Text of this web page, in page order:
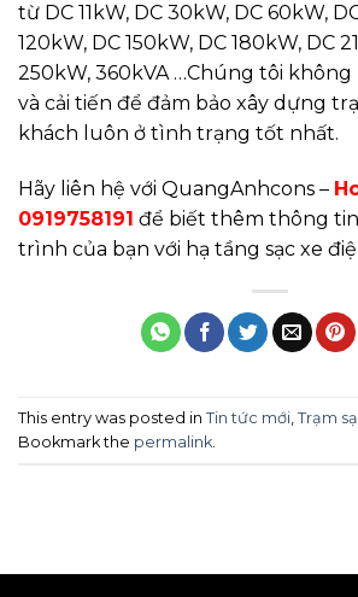
từ DC 11kW, DC 30kW, DC 60kW,
120kW, DC 150kW, DC 180kW, DC
250kW, 360kVA …Chúng tôi
và cải tiến để đảm bảo xây dựng
khách luôn ở tình trạng tốt nhất.
Hãy liên hệ với QuangAnhcons –
0919758191 để biết thêm thông
trình của bạn với hạ tầng sạc xe
This entry was posted in Tin tức mới Trạm
Bookmark the permalink